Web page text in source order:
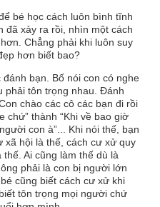
bé học cách luôn bình tĩnh
đã xảy ra rồi, nhìn một cách
Chẳng phải khi luôn suy
hơn biết bao?
bạn. Bố nói con có nghe
phải tôn trọng nhau. Đánh
chào các cô các bạn đi rồi
chứ” thành “Khi về bao giờ
con à”... Khi nói thế, bạn
xã hội là thế, cách cư xử quy
Ai cũng làm thế dù là
phải là con bị người lớn
cũng biết cách cư xử khi
tôn trọng mọi người chứ